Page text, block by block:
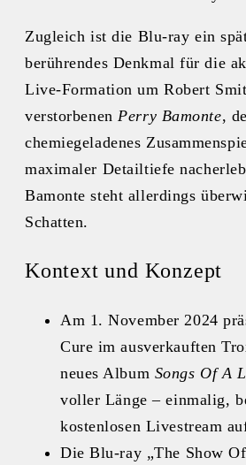
Zugleich ist die Blu-ray ein
berührendes Denkmal für die
Live‑Formation um Robert
verstorbenenPerry Bamonte,
chemiegeladenes
maximaler Detailtiefe
Bamonte steht allerdings
Schatten.
Kontext und Konzept
Am 1. November 2024
Cure im ausverkauften
neues Album Songs Of A
voller Länge – einmalig,
kostenlosen Livestream
Die Blu-ray „The Show